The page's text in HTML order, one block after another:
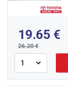
19.65
26.20